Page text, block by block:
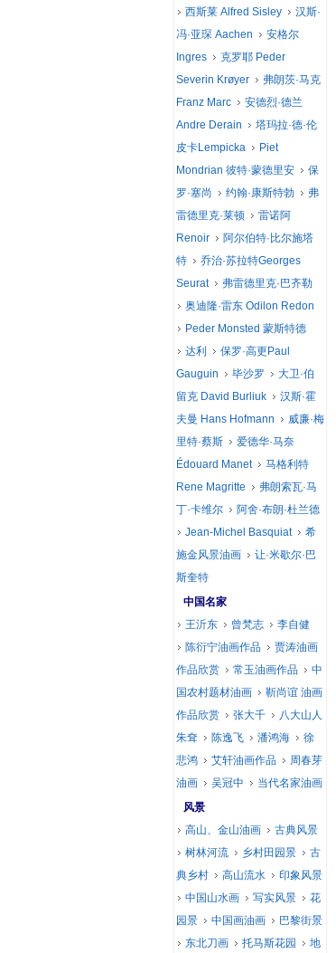
西斯莱 Alfred Sisley
汉斯·
冯·亚琛 Aachen
安格尔
Ingres
克罗耶 Peder
Severin Krøyer
弗朗茨·马克
Franz Marc
安德烈·德兰
Andre Derain
塔玛拉·德·伦
皮卡Lempicka
Piet
Mondrian 彼特·蒙德里安
保
罗·塞尚
约翰·康斯特勃
弗
雷德里克·莱顿
雷诺阿
Renoir
阿尔伯特·比尔施塔
特
乔治·苏拉特Georges
Seurat
弗雷德里克·巴齐勒
奥迪隆·雷东 Odilon Redon
Peder Monsted 蒙斯特德
达利
保罗·高更Paul
Gauguin
毕沙罗
大卫·伯
留克 David Burliuk
汉斯·霍
夫曼 Hans Hofmann
威廉·梅
里特·蔡斯
爱德华·马奈
Édouard Manet
马格利特
Rene Magritte
弗朗索瓦·马
丁·卡维尔
阿舍·布朗·杜兰德
Jean-Michel Basquiat
希
施金风景油画
让·米歇尔·巴
斯奎特
中国名家
王沂东
曾梵志
李自健
陈衍宁油画作品
贾涛油画
作品欣赏
常玉油画作品
中
国农村题材油画
靳尚谊 油画
作品欣赏
张大千
八大山人
朱耷
陈逸飞 潘鸿海
徐
悲鸿
艾轩油画作品
周春芽
油画
吴冠中
当代名家油画
风景
高山、金山油画
古典风景
树林河流
乡村田园景
古
典乡村
高山流水
印象风景
中国山水画
写实风景
花
园景
中国画油画
巴黎街景
东北刀画
托马斯花园
地